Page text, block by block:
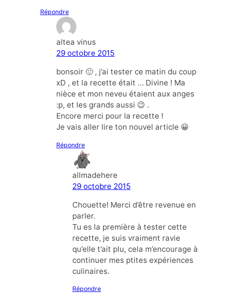
Répondre
altea vinus
29 octobre 2015
bonsoir 🙂 , j’ai tester ce matin du coup
xD , et la recette était … Divine ! Ma
nièce et mon neveu étaient aux anges
:p, et les grands aussi 😉 .
Encore merci pour la recette !
Je vais aller lire ton nouvel article 😀
Répondre
allmadehere
29 octobre 2015
Chouette! Merci d’être revenue en
parler.
Tu es la première à tester cette
recette, je suis vraiment ravie
qu’elle t’ait plu, cela m’encourage à
continuer mes ptites expériences
culinaires.
Répondre